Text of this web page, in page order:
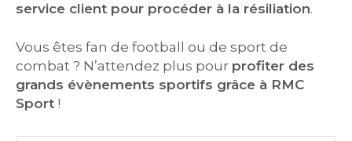
service client pour procéder à la résiliation.
Vous êtes fan de football ou de sport de
combat ? N’attendez plus pour profiter des
grands évènements sportifs grâce à RMC
Sport !